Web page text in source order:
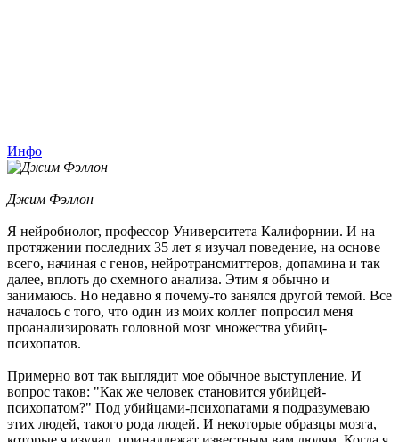
Инфо
Джим Фэллон
Я нейробиолог, профессор Университета Калифорнии. И на
протяжении последних 35 лет я изучал поведение, на основе
всего, начиная с генов, нейротрансмиттеров, допамина и так
далее, вплоть до схемного анализа. Этим я обычно и
занимаюсь. Но недавно я почему-то занялся другой темой. Все
началось с того, что один из моих коллег попросил меня
проанализировать головной мозг множества убийц-
психопатов.
Примерно вот так выглядит мое обычное выступление. И
вопрос таков: "Как же человек становится убийцей-
психопатом?" Под убийцами-психопатами я подразумеваю
этих людей, такого рода людей. И некоторые образцы мозга,